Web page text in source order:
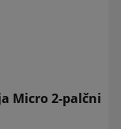
Micro 2-palčni